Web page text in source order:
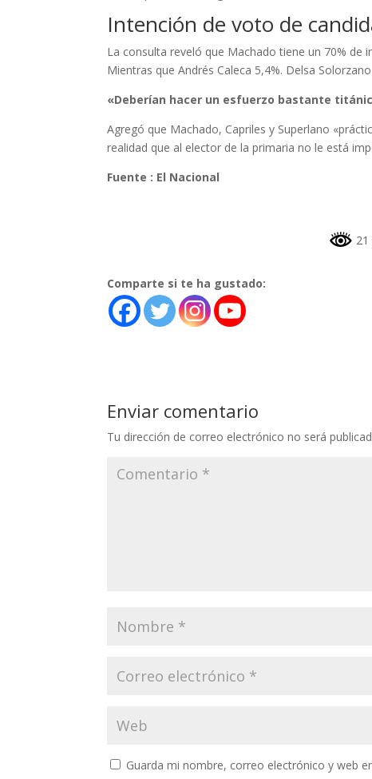
Intención de voto de
La consulta reveló que Machado tiene un 70% de
Mientras que Andrés Caleca 5,4%. Delsa
«Deberían hacer un esfuerzo bastante
Agregó que Machado, Capriles y Superlano
realidad que al elector de la primaria no le está
Fuente : El Nacional
21
Comparte si te ha gustado:
Enviar comentario
Tu dirección de correo electrónico no será
Guarda mi nombre, correo electrónico y web